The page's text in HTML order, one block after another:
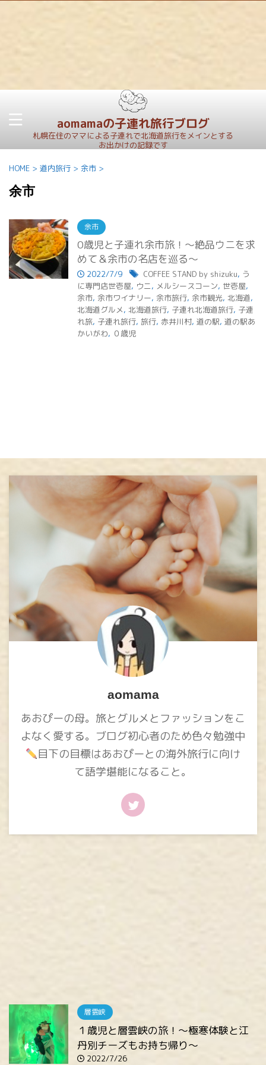
aomamaの子連れ旅行ブログ
札幌在住のママによる子連れで北海道旅行をメインとする
お出かけの記録です
HOME > 道内旅行 > 余市 >
余市
余市
0歳児と子連れ余市旅！～絶品ウニを求
めて＆余市の名店を巡る～
2022/7/9 COFFEE STAND by shizuku, う
に専門店世壱屋, ウニ, メルシースコーン, 世壱屋,
余市, 余市ワイナリー, 余市旅行, 余市観光, 北海道,
北海道グルメ, 北海道旅行, 子連れ北海道旅行, 子連
れ旅, 子連れ旅行, 旅行, 赤井川村, 道の駅, 道の駅あ
かいがわ, ０歳児
aomama
あおぴーの母。旅とグルメとファッションをこ
よなく愛する。ブログ初心者のため色々勉強中
目下の目標はあおぴーとの海外旅行に向け
て語学堪能になること。
層雲峡
１歳児と層雲峡の旅！～極寒体験と江
丹別チーズもお持ち帰り～
2022/7/26